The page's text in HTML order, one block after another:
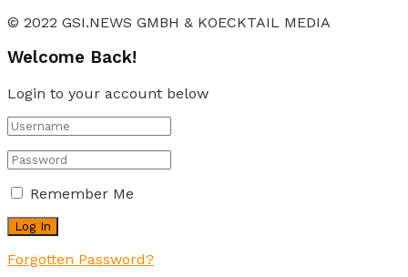
© 2022 GSI.NEWS GMBH & KOECKTAIL MEDIA
Welcome Back!
Login to your account below
Remember Me
Forgotten Password?